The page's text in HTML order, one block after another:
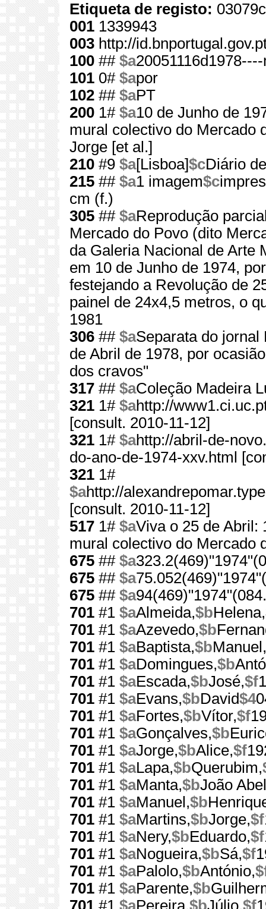
Etiqueta de registo:
001 1339943
003 http://
100 ## $a
101 0# $apor
102 ## $aPT
200 1# $a10 de Junho de
mural colectivo do Mercado
Jorge [et al.]
210 #9 $a[Lisboa]$cDiário
215 ## $a1 imagem$c
cm (f.)
305 ## $aReprodução
Mercado do Povo (dito
da Galeria Nacional de Arte
em 10 de Junho de 1974,
festejando a Revolução de
painel de 24x4,5 metros, o
1981
306 ## $aSeparata do jornal
de Abril de 1978, por
dos cravos"
317 ## $aColeção Madeira
321 1# $ahttp://
[consult. 2010-11-12]
321 1# $ahttp://abril-de-
do-ano-de-1974-xxv.html
321 1#
$ahttp://
[consult. 2010-11-12]
517 1# $aViva o 25 de Abril:
mural colectivo do Mercado
675 ## $a
675 ## $a
675 ## $a
701 #1 $aAlmeida,$bHelena,
701 #1 $aAzevedo,$b
701 #1 $aBaptista,$bManuel,
701 #1 $aDomingues,$b
701 #1 $aEscada,$bJosé,$f
701 #1 $aEvans,$bDavid$4
701 #1 $aFortes,$bVítor,$f
701 #1 $aGonçalves,$b
701 #1 $aJorge,$bAlice,$f
701 #1 $aLapa,$bQuerubim,
701 #1 $aManta,$bJoão
701 #1 $aManuel,$b
701 #1 $aMartins,$bJorge,$f
701 #1 $aNery,$bEduardo,$f
701 #1 $aNogueira,$bSá,$f
701 #1 $aPalolo,$bAntónio,
701 #1 $aParente,$b
701 #1 $aPereira,$bJúlio,$f